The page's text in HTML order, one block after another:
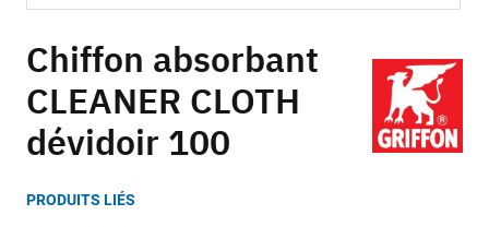
to
the
beginning
of
the
gallery
Chiffon absorbant
CLEANER CLOTH
dévidoir 100
PRODUITS LIÉS